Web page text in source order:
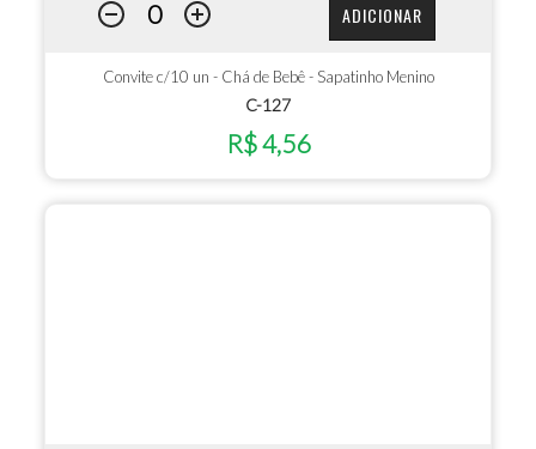
ADICIONAR
Convite c/10 un - Chá de Bebê - Sapatinho Menino
C-127
R$ 4,56